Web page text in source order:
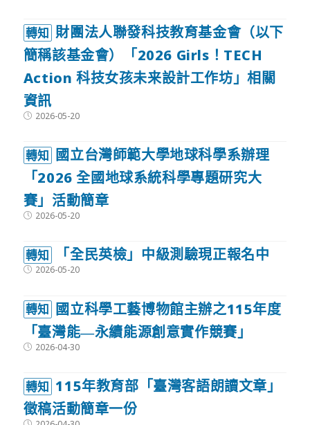
轉知 財團法人聯發科技教育基金會（以下
簡稱該基金會）「2026 Girls！TECH
Action 科技女孩未来設計工作坊」相關
資訊
Post2026-05-20
轉知 國立台灣師範大學地球科學系辦理
「2026 全國地球系統科學專題研究大
賽」活動簡章
Post2026-05-20
轉知 「全民英檢」中級測驗現正報名中
Post2026-05-20
轉知 國立科學工藝博物館主辦之115年度
「臺灣能―永續能源創意實作競賽」
Post2026-04-30
轉知 115年教育部「臺灣客語朗讀文章」
徵稿活動簡章一份